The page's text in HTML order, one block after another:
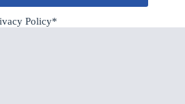
Policy*